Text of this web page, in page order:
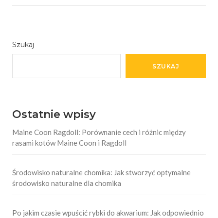
Szukaj
SZUKAJ
Ostatnie wpisy
Maine Coon Ragdoll: Porównanie cech i różnic między
rasami kotów Maine Coon i Ragdoll
Środowisko naturalne chomika: Jak stworzyć optymalne
środowisko naturalne dla chomika
Po jakim czasie wpuścić rybki do akwarium: Jak odpowiednio